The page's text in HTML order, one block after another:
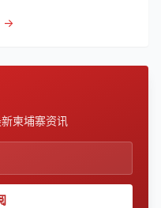
→
柬埔寨资讯